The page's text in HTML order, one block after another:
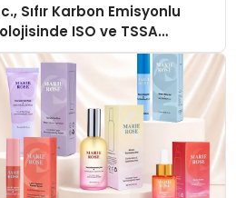
Sıfır Karbon Emisyonlu
ISO ve TSSA
Aldı